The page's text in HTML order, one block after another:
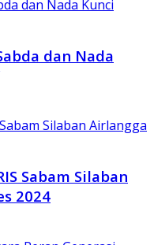
dan Nada
Sabam Silaban
2024